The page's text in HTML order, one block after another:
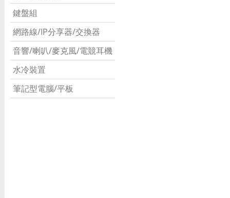
鍵盤組
網路線/IP分享器/交換器
音響/喇叭/麥克風/電競耳機
水冷裝置
筆記型電腦/平板